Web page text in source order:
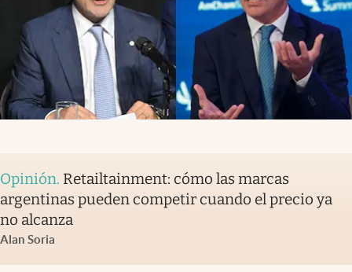
Opinión. Retailtainment: cómo las marcas
argentinas pueden competir cuando el precio ya
no alcanza
Alan Soria